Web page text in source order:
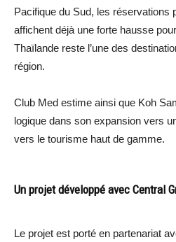
Pacifique du Sud, les réservations
affichent déjà une forte hausse
Thaïlande reste l’une des
région.
Club Med estime ainsi que Koh
logique dans son expansion vers
vers le tourisme haut de gamme.
Un projet développé avec Central
Le projet est porté en partenariat